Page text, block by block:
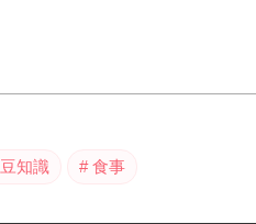
豆知識 食事